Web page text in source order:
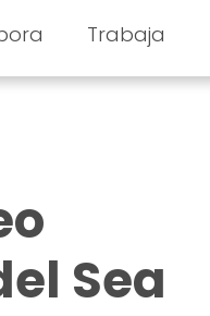
Trabaja
Sea